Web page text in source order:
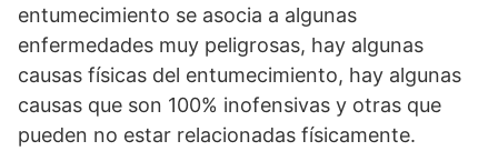
entumecimiento se asocia a algunas
enfermedades muy peligrosas, hay algunas
causas físicas del entumecimiento, hay algunas
causas que son 100% inofensivas y otras que
pueden no estar relacionadas físicamente.